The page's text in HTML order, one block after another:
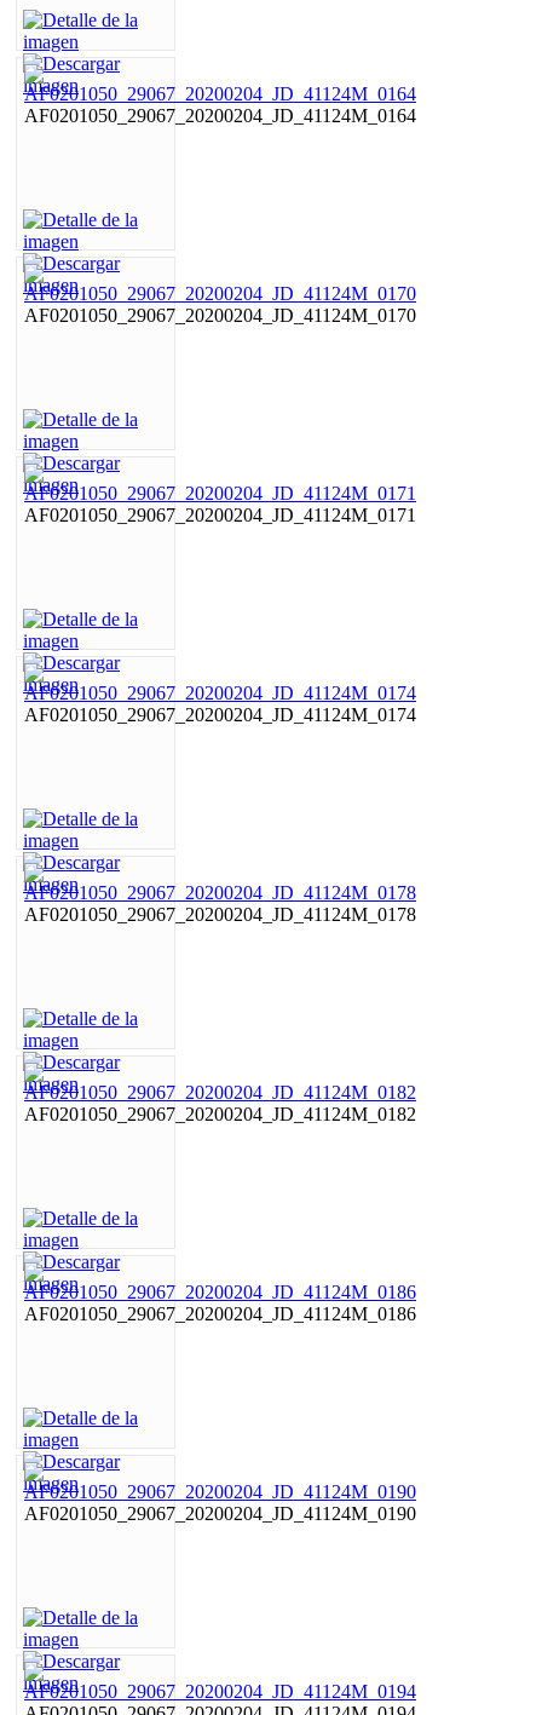
AF0201050_29067_20200204_JD_41124M_0164
AF0201050_29067_20200204_JD_41124M_0170
AF0201050_29067_20200204_JD_41124M_0171
AF0201050_29067_20200204_JD_41124M_0174
AF0201050_29067_20200204_JD_41124M_0178
AF0201050_29067_20200204_JD_41124M_0182
AF0201050_29067_20200204_JD_41124M_0186
AF0201050_29067_20200204_JD_41124M_0190